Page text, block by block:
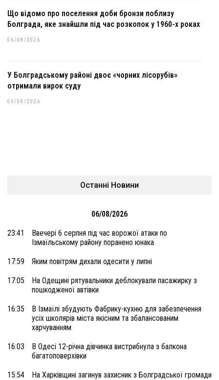
Що відомо про поселення доби бронзи поблизу
Болграда, яке знайшли під час розкопок у 1960-х роках
06/08/2026
У Болградському районі двоє «чорних лісорубів»
отримали вирок суду
06/08/2026
Останні Новини
06/08/2026
23:41
Ввечері 6 серпня під час ворожої атаки по
Ізмаїльському району поранено юнака
17:59 Яким повітрям дихали одесити у липні
17:05
На Одещині рятувальники деблокували пасажирку з
пошкодженої автівки
16:35
В Ізмаїлі збудують Фабрику-кухню для забезпечення
усіх школярів міста якісним та збалансованим
харчуванням
16:03
В Одесі 12-річна дівчинка вистрибнула з балкона
багатоповерхівки
15:54
На Харківщині загинув захисник з Болградської громади